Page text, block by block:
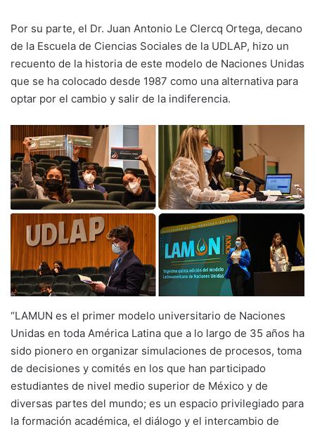
Por su parte, el Dr. Juan Antonio Le Clercq Ortega, decano
de la Escuela de Ciencias Sociales de la UDLAP, hizo un
recuento de la historia de este modelo de Naciones Unidas
que se ha colocado desde 1987 como una alternativa para
optar por el cambio y salir de la indiferencia.
“LAMUN es el primer modelo universitario de Naciones
Unidas en toda América Latina que a lo largo de 35 años ha
sido pionero en organizar simulaciones de procesos, toma
de decisiones y comités en los que han participado
estudiantes de nivel medio superior de México y de
diversas partes del mundo; es un espacio privilegiado para
la formación académica, el diálogo y el intercambio de